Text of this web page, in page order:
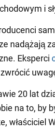
i
nadążają
Eksperci
20 lat
na to, by
właściciel